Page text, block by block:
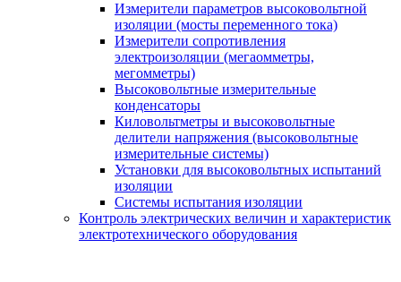
Измерители параметров высоковольтной
изоляции (мосты переменного тока)
Измерители сопротивления
электроизоляции (мегаомметры,
мегомметры)
Высоковольтные измерительные
конденсаторы
Киловольтметры и высоковольтные
делители напряжения (высоковольтные
измерительные системы)
Установки для высоковольтных испытаний
изоляции
Системы испытания изоляции
Контроль электрических величин и характеристик
электротехнического оборудования